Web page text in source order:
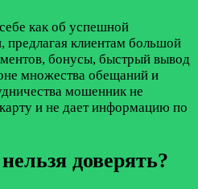
как об успешной
предлагая клиентам большой
бонусы, быстрый вывод
множества обещаний и
мошенник не
и не дает информацию по
доверять?